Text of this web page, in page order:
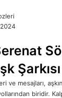
Şarkısı
ve mesajları,
biridir.